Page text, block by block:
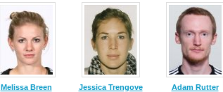
Melissa Breen
Jessica Trengove
Adam Rutter